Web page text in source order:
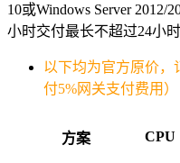
10或Windows Server 2012/
小时交付最长不超过24小时
以下均为官方原价，
付5%网关支付费用）
方案 CPU